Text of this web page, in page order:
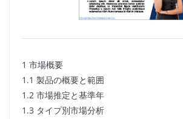
1 市場概要
1.1 製品の概要と範囲
1.2 市場推定と基準年
1.3 タイプ別市場分析